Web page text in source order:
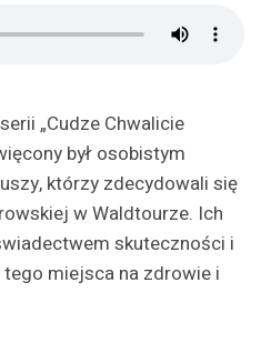
„Cudze Chwalicie
był osobistym
którzy zdecydowali się
w Waldtourze. Ich
skuteczności i
miejsca na zdrowie i